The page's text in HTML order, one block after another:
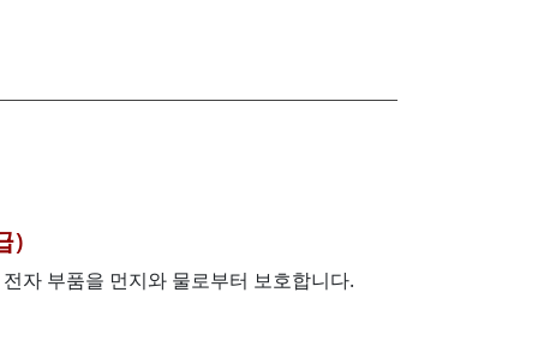
)
자 부품을 먼지와 물로부터 보호합니다.